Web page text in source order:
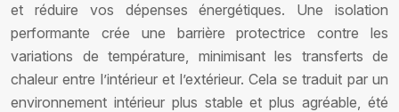
et réduire vos dépenses énergétiques. Une isolation
performante crée une barrière protectrice contre les
variations de température, minimisant les transferts de
chaleur entre l’intérieur et l’extérieur. Cela se traduit par un
environnement intérieur plus stable et plus agréable, été